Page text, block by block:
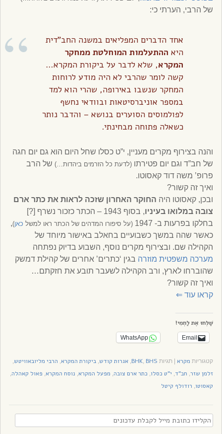
של הרבי, הערתי כי:
אחד הדברים המפליאים במשנה החב”דית
היא ההתעלמות המוחלטת ממחקר
המקרא, שלא לדבר על ביקורת המקרא…
קשה לומר שהרבי לא היה מודע לרוחות
המחקר שנשבו באירופה, שהרי הוא למד
במספר אוניברסיטאות ובוודאי נחשף
לפולמוסים הסוערים בנושא – והדבר נותר
כשאלה פתוחה מבחינתי.
והנה בצירוף מקרים מעניין, י”ט כסלו שחל היום הוא גם יום חגה
של חב”ד וגם יום פטירתו(לדעת כל הזרמים ביהדות…) של הרב
פרופ’ משה דוד קאסוטו.
ואיך זה קשור?
ובכן, קאסוטו היה החוקר האחרון שזכה לראות את כתר ארם
צובה במלואו בעיניו
, בסוף 1943 – הכתר כזכור נשרף [?]
בחלקו בפרעות ב- 1947
(על סיפורו המדהים של הכתר ראו למשל כאן)
,
כאשר שהה במשך כשבועיים בחאלב באישור מיוחד של
הקהילה שם. ובצירוף מקרים נוסף, השבוע בדיוק נפתחה
מערכה משפטית מוזרה בגין ‘כתרים’ אחרים של קהילת דמשק
שהוברחו לארץ, ורב הקהילה לשעבר תובע את חזקתם…
ואיך זה קשור?
קראו עוד⇐
שַׁלְּחוּ אֶת לַחְמִי!
Email
WhatsApp
קטגוריות מקרא |תגיות BHK, BHS
,אגרות קודש,ביקורת המקרא, הרבי מליובאוויטש,
זלמן שזר, חב"ד, י"ט כסלו, כתר ארם צובה, מפעל המקרא, נוסח המקרא, פאול קאהלה,
קאסוטו, רודולף קיטל
הקלידו
כתובת